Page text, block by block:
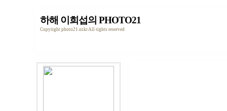
하해 이희섭의 PHOTO21
Copyright photo21.or.kr All rights reserved